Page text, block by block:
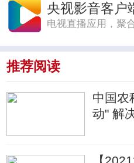
央视影音客户
电视直播应用，聚
推荐阅读
中国农
动" 解